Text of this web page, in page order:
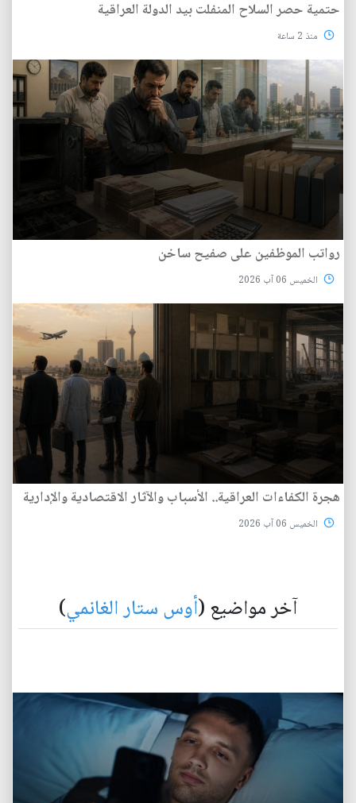
حتمية حصر السلاح المنفلت بيد الدولة العراقية
منذ 2 ساعة
رواتب الموظفين على صفيح ساخن
الخميس 06 آب 2026
هجرة الكفاءات العراقية.. الأسباب والآثار الاقتصادية والإدارية
الخميس 06 آب 2026
آخر مواضيع (أوس ستار الغانمي)